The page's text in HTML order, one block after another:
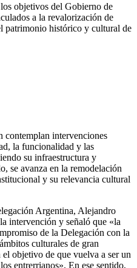
objetivos del Gobierno de
a la revalorización de
patrimonio histórico y cultural de
contemplan intervenciones
la funcionalidad y las
su infraestructura y
se avanza en la remodelación
y su relevancia cultural
Argentina, Alejandro
intervención y señaló que «la
de la Delegación con la
culturales de gran
objetivo de que vuelva a ser un
entrerrianos». En ese sentido,